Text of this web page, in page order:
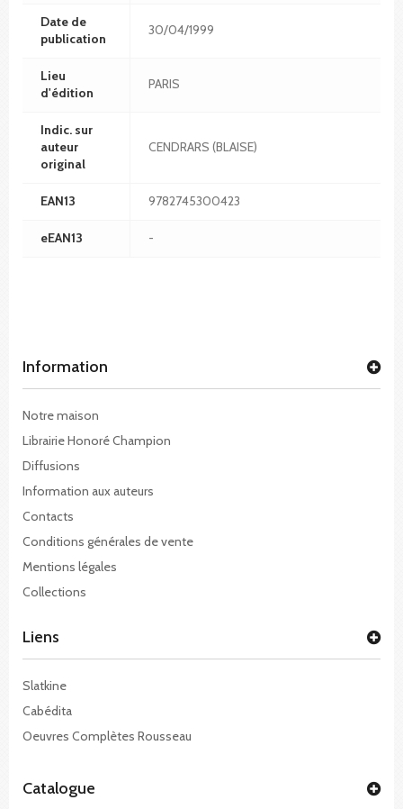
Date de
publication
30/04/1999
Lieu
d'édition
PARIS
Indic. sur
auteur
original
CENDRARS (BLAISE)
EAN13 9782745300423
eEAN13 -
Information
Notre maison
Librairie Honoré Champion
Diffusions
Information aux auteurs
Contacts
Conditions générales de vente
Mentions légales
Collections
Liens
Slatkine
Cabédita
Oeuvres Complètes Rousseau
Catalogue